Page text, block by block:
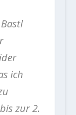
ich
zur 2.